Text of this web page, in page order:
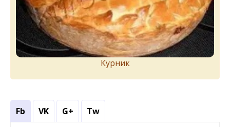
Курник
Fb VK G+ Tw